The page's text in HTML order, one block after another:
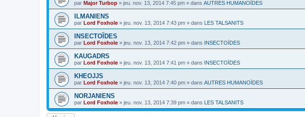
par Major Turbop » jeu. nov. 13, 2014 7:45 pm » dans AUTRES HUMANOÏDES
ILMANIENS
par Lord Foxhole » jeu. nov. 13, 2014 7:43 pm » dans LES TALSANITS
INSECTOÏDES
par Lord Foxhole » jeu. nov. 13, 2014 7:42 pm » dans INSECTOÏDES
KAUGADRS
par Lord Foxhole » jeu. nov. 13, 2014 7:41 pm » dans INSECTOÏDES
KHEOJJS
par Lord Foxhole » jeu. nov. 13, 2014 7:40 pm » dans AUTRES HUMANOÏDES
NORJANIENS
par Lord Foxhole » jeu. nov. 13, 2014 7:39 pm » dans LES TALSANITS